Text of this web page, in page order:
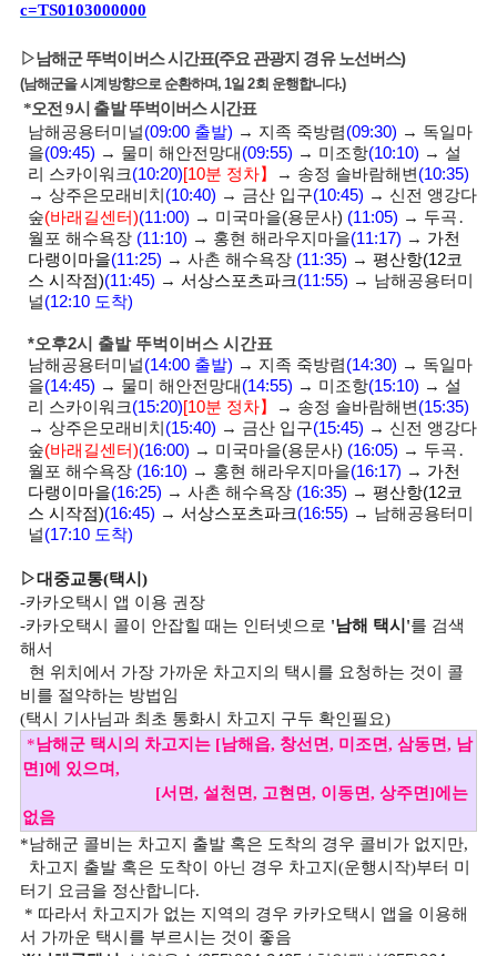
c=TS0103000000
▷남해군 뚜벅이버스 시간표(주요 관광지 경유 노선버스)
(남해군을 시계방향으로 순환하며 , 1일2회 운행합니다.)
*오전9시 출발 뚜벅이버스 시간표
남해공용터미널(09:00 출발) → 지족 죽방렴(09:30) → 독일마
을(09:45) → 물미 해안전망대 (09:55) → 미조항(10:10) → 설
리 스카이워크(10:20)[10분 정차】 → 송정 솔바람해변 (10:35)
→ 상주은모래비치 (10:40) → 금산 입구(10:45) → 신전 앵강다
숲(바래길센터)(11:00) → 미국마을(용문사) (11:05) → 두곡․
월포 해수욕장 (11:10) → 홍현 해라우지마을(11:17) → 가천
다랭이마을(11:25) → 사촌 해수욕장 (11:35) → 평산항(12코
스 시작점)(11:45) → 서상스포츠파크(11:55) → 남해공용터미
널(12:10 도착)
*오후2시 출발 뚜벅이버스 시간표
남해공용터미널(14:00 출발) → 지족 죽방렴(14:30) → 독일마
을(14:45) → 물미 해안전망대 (14:55) → 미조항(15:10) → 설
리 스카이워크(15:20)[10분 정차】 → 송정 솔바람해변 (15:35)
→ 상주은모래비치 (15:40) → 금산 입구(15:45) → 신전 앵강다
숲(바래길센터)(16:00) → 미국마을(용문사) (16:05) → 두곡․
월포 해수욕장 (16:10) → 홍현 해라우지마을(16:17) → 가천
다랭이마을(16:25) → 사촌 해수욕장 (16:35) → 평산항(12코
스 시작점)(16:45) → 서상스포츠파크(16:55) → 남해공용터미
널(17:10 도착)
▷대중교통(택시 )
-카카오택시 앱 이용 권장
-카카오택시 콜이 안잡힐 때는 인터넷으로 '남해 택시 '를 검색
해서
현 위치에서 가장 가까운 차고지의 택시를 요청하는 것이 콜
비를 절약하는 방법임
(택시 기사님과 최초 통화시 차고지 구두 확인필요)
*남해군 택시의 차고지는 [남해읍, 창선면, 미조면, 삼동면, 남
면]에 있으며,
[서면, 설천면, 고현면, 이동면, 상주면]에는
없음
*남해군 콜비는 차고지 출발 혹은 도착의 경우 콜비가 없지만,
차고지 출발 혹은 도착이 아닌 경우 차고지 (운행시작)부터 미
터기 요금을 정산합니다.
* 따라서 차고지가 없는 지역의 경우 카카오택시 앱을 이용해
서 가까운 택시를 부르시는 것이 좋음